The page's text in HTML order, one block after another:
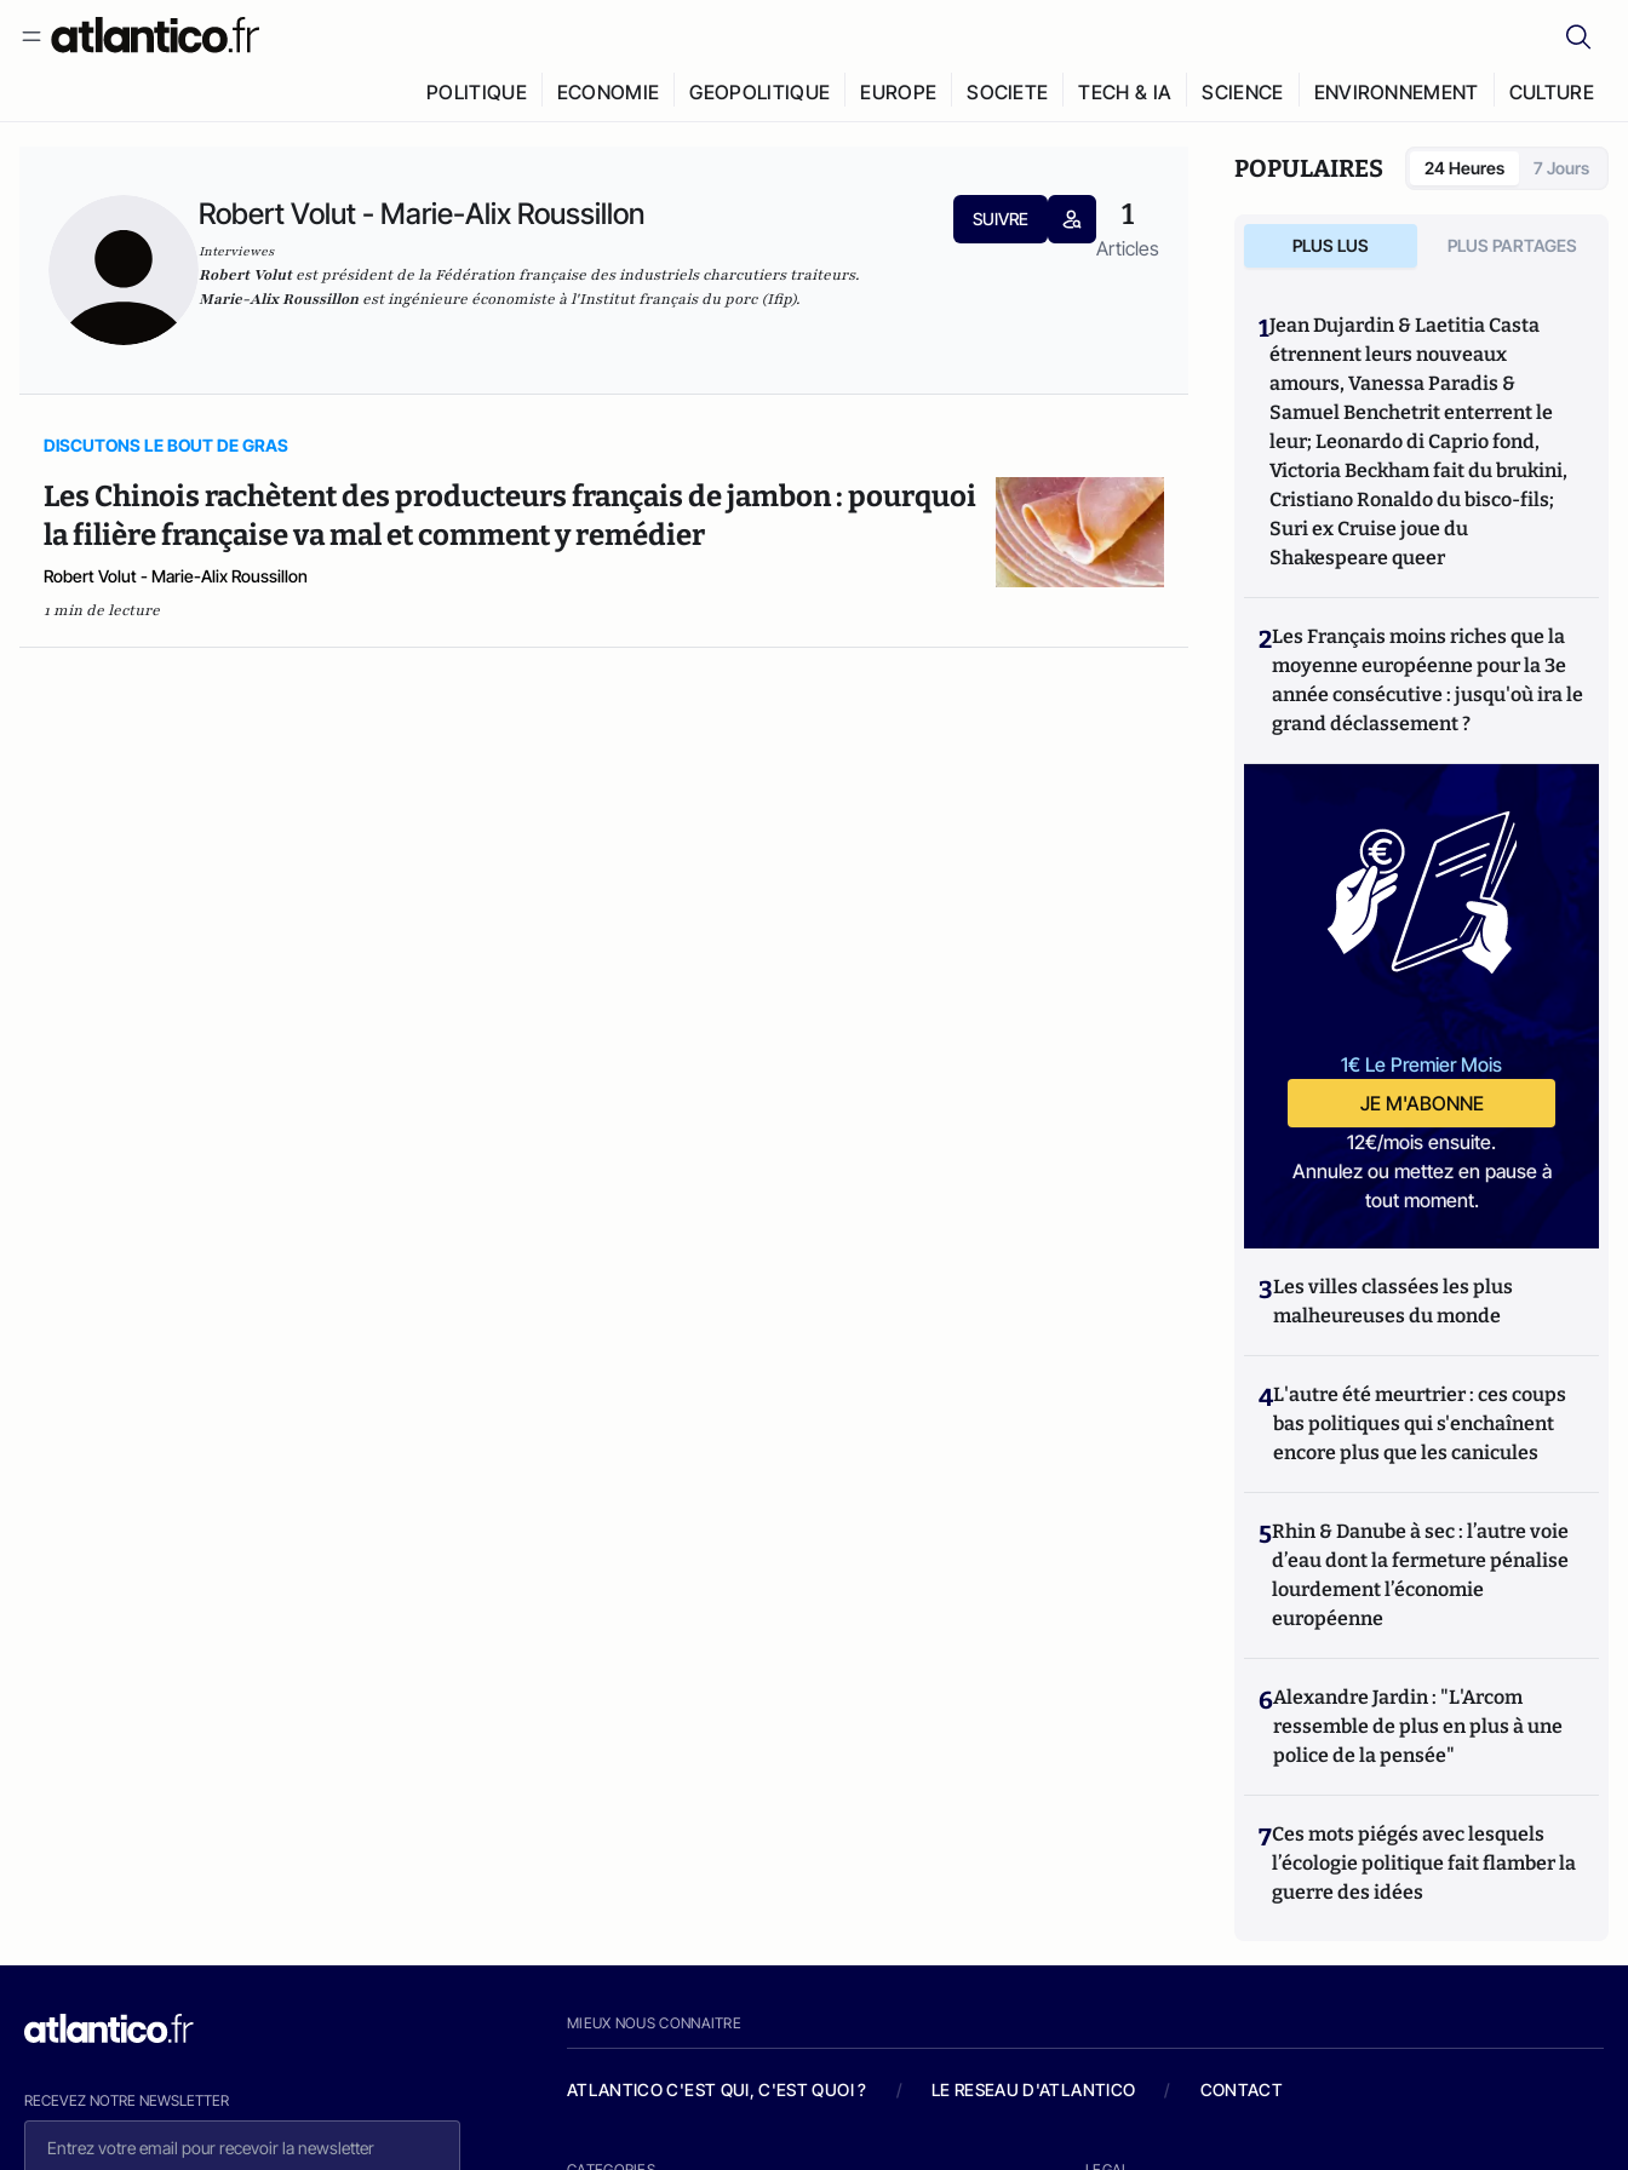
POLITIQUE ECONOMIE GEOPOLITIQUE EUROPE SOCIETE TECH & IA SCIENCE ENVIRONNEMENT CULTURE
Robert Volut - Marie-Alix Roussillon
Interviewes
SUIVRE 1
Articles
Robert Volutestprésident de la Fédération française des industriels charcutiers traiteurs.
Marie-Alix Roussillon estingénieure économiste à l'Institut français du porc (Ifip).
DISCUTONS LE BOUT DE GRAS
Les Chinois rachètent des producteurs français de jambon : pourquoi
la filière française va mal et comment y remédier
Robert Volut - Marie-Alix Roussillon
1 min de lecture
POPULAIRES 24 Heures 7 Jours
PLUS LUS PLUS PARTAGES
1Jean Dujardin & Laetitia Casta
étrennent leurs nouveaux
amours, Vanessa Paradis &
Samuel Benchetrit enterrent le
leur; Leonardo di Caprio fond,
Victoria Beckham fait du brukini,
Cristiano Ronaldo du bisco-fils;
Suri ex Cruise joue du
Shakespeare queer
2Les Français moins riches que la
moyenne européenne pour la 3e
année consécutive : jusqu'où ira le
grand déclassement ?
1€ Le Premier Mois
JE M'ABONNE
12€/mois ensuite.
Annulez ou mettez en pause à
tout moment.
3Les villes classées les plus
malheureuses du monde
4L'autre été meurtrier : ces coups
bas politiques qui s'enchaînent
encore plus que les canicules
5Rhin & Danube à sec : l’autre voie
d’eau dont la fermeture pénalise
lourdement l’économie
européenne
6Alexandre Jardin : "L'Arcom
ressemble de plus en plus à une
police de la pensée"
7Ces mots piégés avec lesquels
l’écologie politique fait flamber la
guerre des idées
RECEVEZ NOTRE NEWSLETTER
MIEUX NOUS CONNAITRE
ATLANTICO C'EST QUI, C'EST QUOI ? / LE RESEAU D'ATLANTICO / CONTACT